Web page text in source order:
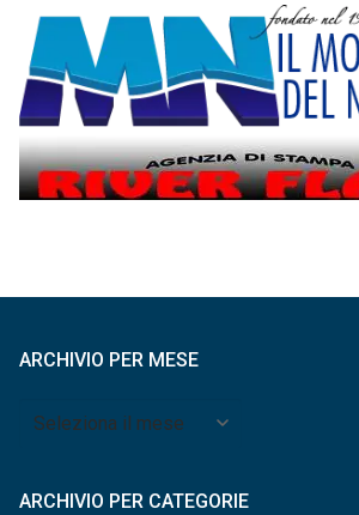
ARCHIVIO PER MESE
Archivio
ARCHIVIO PER CATEGORIE